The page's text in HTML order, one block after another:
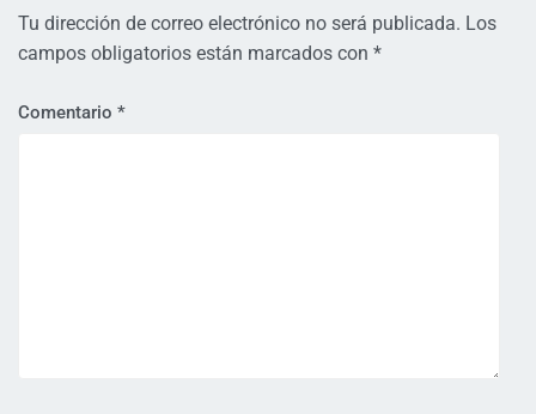
Tu dirección de correo electrónico no será publicada. Los
campos obligatorios están marcados con *
Comentario *